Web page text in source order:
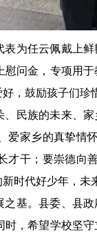
为任云佩戴上
问金，专项用
，鼓励孩子们
民族的未来、
爱家乡的真挚情
才干；要崇德向
时代好少年，未
基。县委、县
，希望学校坚